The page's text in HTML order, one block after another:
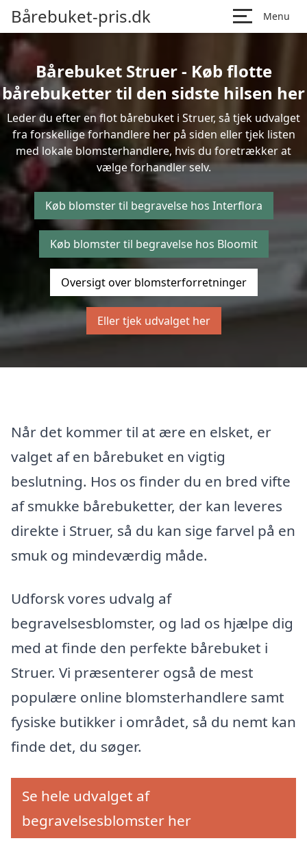
Bårebuket-pris.dk Menu
Bårebuket Struer - Køb flotte
bårebuketter til den sidste hilsen her
Leder du efter en flot bårebuket i Struer, så tjek udvalget
fra forskellige forhandlere her på siden eller tjek listen
med lokale blomsterhandlere, hvis du foretrækker at
vælge forhandler selv.
Køb blomster til begravelse hos Interflora
Køb blomster til begravelse hos Bloomit
Oversigt over blomsterforretninger
Eller tjek udvalget her
Når det kommer til at ære en elsket, er
valget af en bårebuket en vigtig
beslutning. Hos os finder du en bred vifte
af smukke bårebuketter, der kan leveres
direkte i Struer, så du kan sige farvel på en
smuk og mindeværdig måde.
Udforsk vores udvalg af
begravelsesblomster, og lad os hjælpe dig
med at finde den perfekte bårebuket i
Struer. Vi præsenterer også de mest
populære online blomsterhandlere samt
fysiske butikker i området, så du nemt kan
finde det, du søger.
Se hele udvalget af
begravelsesblomster her